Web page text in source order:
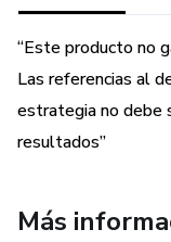
“Este producto no
Las referencias al
estrategia no debe
resultados”
Más